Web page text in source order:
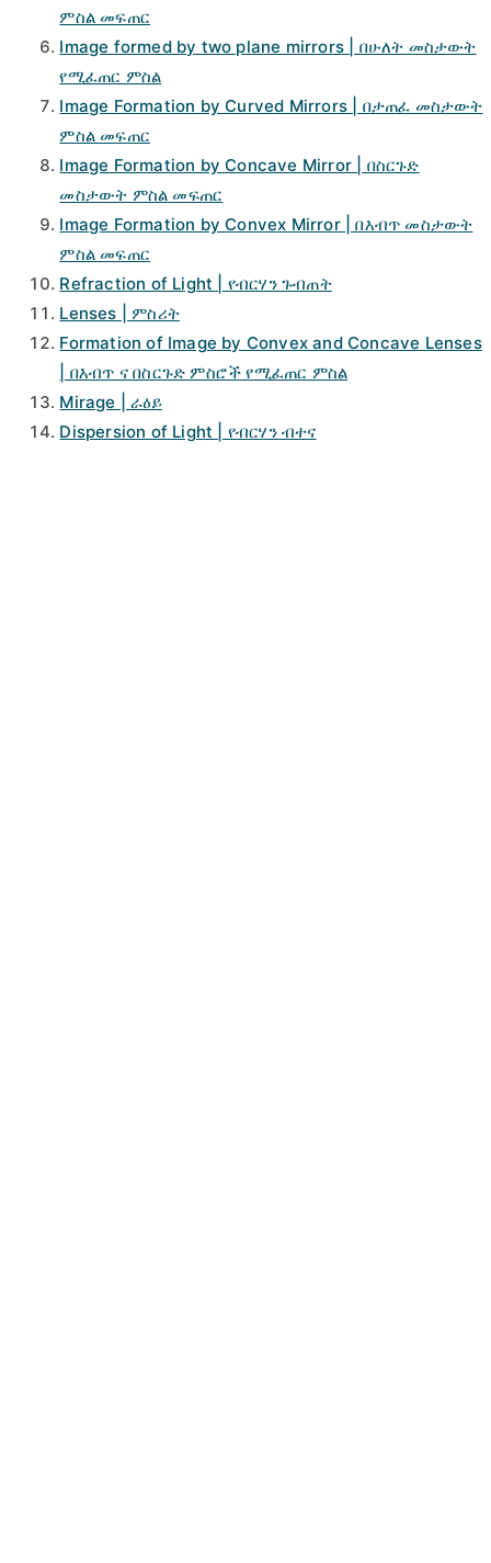
ምስል መፍጠር
Image formed by two plane mirrors | በሁለት መስታውት
የሚፈጠር ምስል
Image Formation by Curved Mirrors | በታጠፈ መስታውት
ምስል መፍጠር
Image Formation by Concave Mirror | በስርጉድ
መስታውት ምስል መፍጠር
Image Formation by Convex Mirror | በእብጥ መስታውት
ምስል መፍጠር
Refraction of Light | የብርሃን ጉብጠት
Lenses | ምስሪት
Formation of Image by Convex and Concave Lenses
| በእብጥ ና በስርጉድ ምስሮች የሚፈጠር ምስል
Mirage | ራዕይ
Dispersion of Light | የብርሃን ብተና